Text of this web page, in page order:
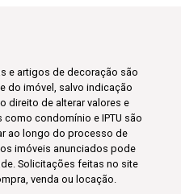
e artigos de decoração são
do imóvel, salvo indicação
direito de alterar valores e
condomínio e IPTU são
ao longo do processo de
imóveis anunciados pode
Solicitações feitas no site
venda ou locação.